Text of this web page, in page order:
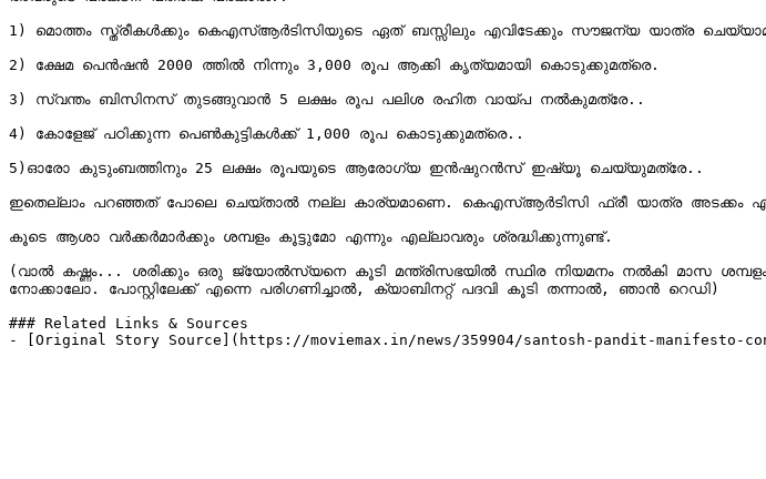
1) മൊത്തം സ്ത്രീകൾക്കും കെഎസ്ആര്‍ടിസിയുടെ ഏത് ബസ്സിലും എവിടേക്കും സൗജന്യ യാത്ര
2) ക്ഷേമ പെൻഷൻ 2000 ത്തിൽ നിന്നും 3,000 രൂപ ആക്കി കൃത്യമായി കൊടുക്കുമത്രെ.
3) സ്വന്തം ബിസിനസ്‌ തുടങ്ങുവാൻ 5 ലക്ഷം രൂപ പലിശ രഹിത വായ്പ നൽകുമത്രേ..
4) കോളേജ് പഠിക്കുന്ന പെൺകുട്ടികൾക്ക് 1,000 രൂപ കൊടുക്കുമത്രെ..
5)ഓരോ കുടുംബത്തിനും 25 ലക്ഷം രൂപയുടെ ആരോഗ്യ ഇൻഷുറൻസ് ഇഷ്യൂ ചെയ്യുമത്രേ..
ഇതെല്ലാം പറഞ്ഞത് പോലെ ചെയ്‌താൽ നല്ല കാര്യമാണെ. കെഎസ്ആര്‍ടിസി ഫ്രീ യാത്ര അടക്കം എല്ലാ ഓർഡറും അടുത്ത ദിവസങ്ങളിൽ തന്നെ പ്രതീക്ഷിക്കുന്നു.
കൂടെ ആശാ വർക്കർമാർക്കും ശമ്പളം കൂട്ടുമോ എന്നും എല്ലാവരും ശ്രദ്ധിക്കുന്നുണ്ട്.
(വാൽ കഷ്ണം... ശരിക്കും ഒരു ജ്യോൽസ്യനെ കൂടി മന്ത്രിസഭയിൽ സ്ഥിര നിയമനം നൽകി മാസ
നോക്കാലോ. പോസ്റ്റിലേക്ക് എന്നെ പരിഗണിച്ചാൽ, ക്യാബിനറ്റ് പദവി കൂടി തന്നാൽ, ഞാൻ റെഡി)
### Related Links & Sources
- [Original Story Source](https://moviemax.in/news/359904/santosh-pandit-manifesto-